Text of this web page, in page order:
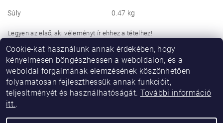
Súly 0.47 kg
Legyen az első, aki véleményt ír ehhez a tételhez!
Hozzászólás hozzáadása
Cookie-kat használunk annak érdekében, hogy
kényelmesen böngészhessen a weboldalon, és a
weboldal forgalmának elemzésének köszönhetően
folyamatosan fejleszthessük annak funkcióit,
teljesítményét és használhatóságát. További információ
itt..